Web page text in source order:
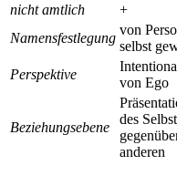
nicht amtlich
+
Namensfestlegung
von
selbst
Perspektive
von Ego
Beziehungsebene
des Selbst
anderen